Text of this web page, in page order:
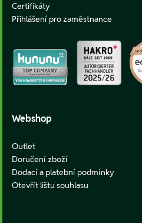
Certifikáty
Přihlášení pro zaměstnance
Webshop
Outlet
Doručení zboží
Dodací a platební podmínky
Otevřít lištu souhlasu